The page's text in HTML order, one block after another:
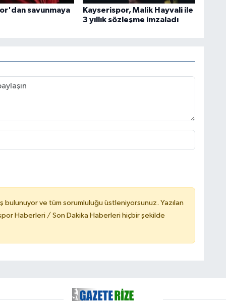
savunmaya
Kayserispor, Malik Hayvali ile
3 yıllık sözleşme imzaladı
bulunuyor ve tüm sorumluluğu üstleniyorsunuz. Yazılan
Haberleri / Son Dakika Haberleri hiçbir şekilde